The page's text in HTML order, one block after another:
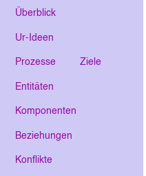
Überblick
Ur-Ideen
Prozesse Ziele
Entitäten
Komponenten
Beziehungen
Konflikte